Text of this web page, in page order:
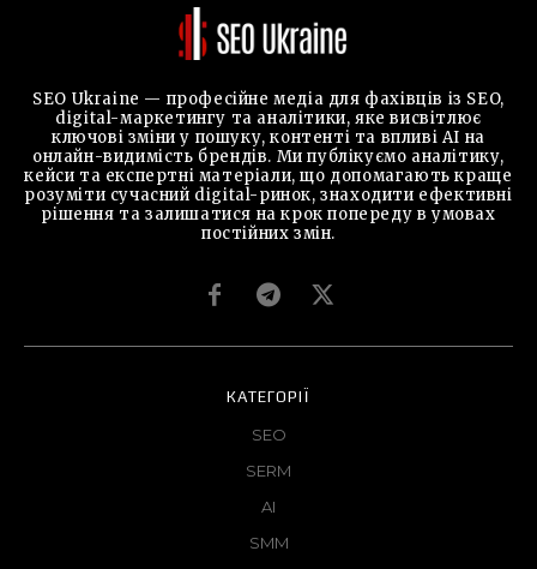
SEO Ukraine — професійне медіа для фахівців із SEO,
digital-маркетингу та аналітики, яке висвітлює
ключові зміни у пошуку, контенті та впливі AI на
онлайн-видимість брендів. Ми публікуємо аналітику,
кейси та експертні матеріали, що допомагають краще
розуміти сучасний digital-ринок, знаходити ефективні
рішення та залишатися на крок попереду в умовах
постійних змін.
КАТЕГОРІЇ
SEO
SERM
AI
SMM